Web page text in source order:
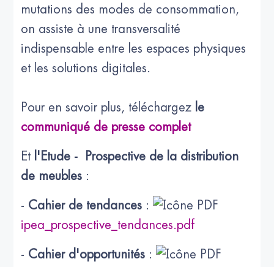
mutations des modes de consommation,
on assiste à une transversalité
indispensable entre les espaces physiques
et les solutions digitales.
Pour en savoir plus, téléchargez le
communiqué de presse complet
Et l'Etude - Prospective de la distribution
de meubles :
- Cahier de tendances :
ipea_prospective_tendances.pdf
- Cahier d'opportunités :